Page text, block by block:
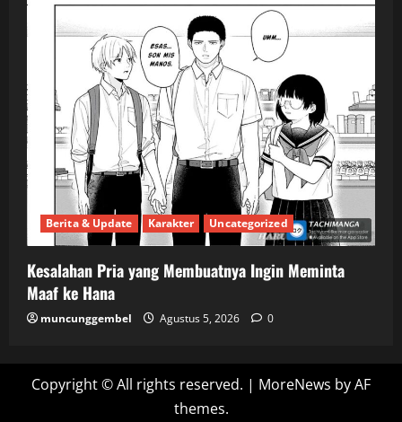
Berita & Update Karakter Uncategorized
Kesalahan Pria yang Membuatnya Ingin Meminta
Maaf ke Hana
muncunggembel Agustus 5, 2026 0
Copyright © All rights reserved. | MoreNews by AF
themes.